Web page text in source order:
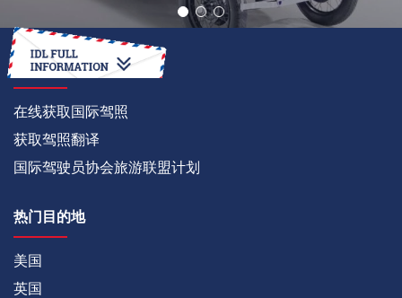
如何
在线获取国际驾照
获取驾照翻译
国际驾驶员协会旅游联盟计划
热门目的地
美国
英国